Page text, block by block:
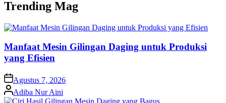
Trending Mag
Manfaat Mesin Gilingan Daging untuk Produksi
yang Efisien
on Agustus 7, 2026
Posted
by
Adiba Nur Aini